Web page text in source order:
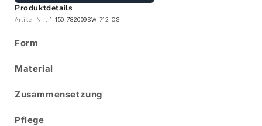
Produktdetails
Artikel Nr.: 1-150-782009SW-712-OS
Form
Material
Zusammensetzung
Pflege